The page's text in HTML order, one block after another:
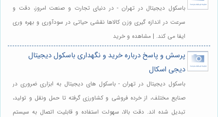
باسکول دیجیتال در تهران - در دنیای تجارت و صنعت امروز، دقت و
سرعت در اندازه گیری وزن کالاها نقشی حیاتی در سودآوری و بهره وری
ایفا می کند. | مشاهده و خرید
پرسش و پاسخ درباره خرید و نگهداری باسکول دیجیتال
دیجی اسکال
باسکول دیجیتال در تهران - باسکول های دیجیتال به ابزاری ضروری در
صنایع مختلف، از خرده فروشی و کشاورزی گرفته تا حمل ونقل و تولید،
تبدیل شده اند. دقت بالا، سهولت استفاده و قابلیت اتصال به سیستم